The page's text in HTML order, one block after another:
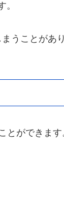
うことがあり
ができます